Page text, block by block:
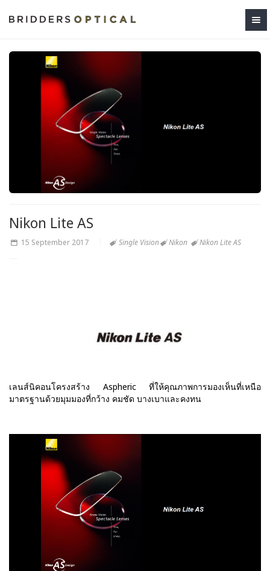
Nikon Lite AS
15 September 2017 Single Vision Nikon Nikon Lite AS
เลนส์นิคอนโครงสร้าง Aspheric ที่ให้คุณภาพการมองเห็นที่เหนือ
มาตรฐานด้วยมุมมองที่กว้าง คมชัด บางเบาและคงทน